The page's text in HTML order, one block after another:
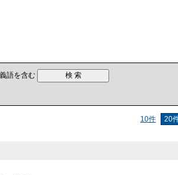
語を含む
10件 20